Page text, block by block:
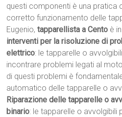
questi componenti è una pratica
corretto funzionamento delle
Eugenio,tapparellista a Cento è
interventi per la risoluzione di
elettrico: le tapparelle o
incontrare problemi legati al
di questi problemi è
automatico delle tapparelle o
Riparazione delle tapparelle o
binario: le tapparelle o avvolgibili